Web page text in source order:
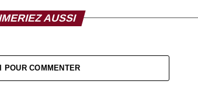
AUSSI
POUR COMMENTER